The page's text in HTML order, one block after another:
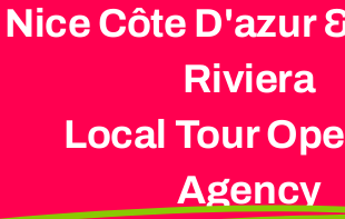
Nice Côte D'azur
Riviera
Local Tour
Agency